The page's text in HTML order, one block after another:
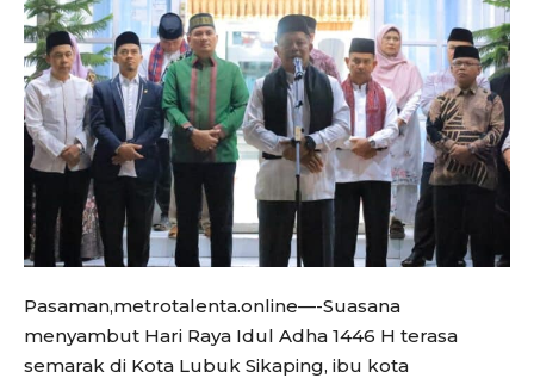
Pasaman,metrotalenta.online—-Suasana
menyambut Hari Raya Idul Adha 1446 H terasa
semarak di Kota Lubuk Sikaping, ibu kota